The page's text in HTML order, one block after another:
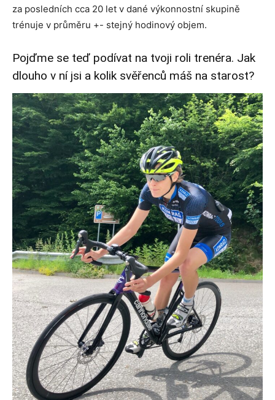
za posledních cca 20 let v dané výkonnostní skupině
trénuje v průměru +- stejný hodinový objem.
Pojďme se teď podívat na tvoji roli trenéra. Jak
dlouho v ní jsi a kolik svěřenců máš na starost?